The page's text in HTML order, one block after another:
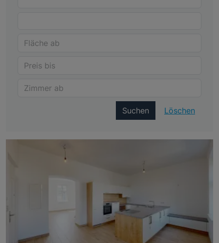
Suchen Löschen